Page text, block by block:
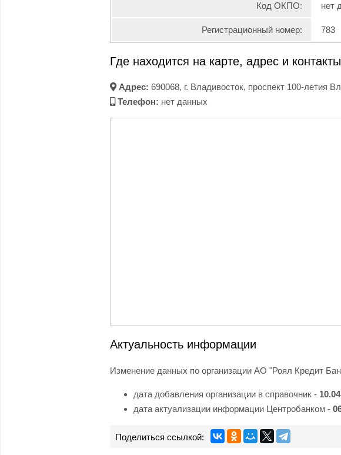
Код ОКПО: нет
Регистрационный номер: 783
Где находится на карте, адрес и контакты
Адрес: 690068, г. Владивосток, проспект 100-летия
Телефон: нет данных
Актуальность информации
Изменение данных по организации АО "Роял Кредит
дата добавления организации в справочник -
дата актуализации информации Центробанком -